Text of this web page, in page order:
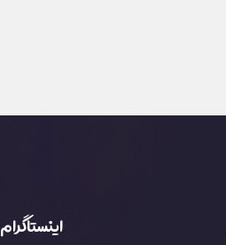
اینستاگرام